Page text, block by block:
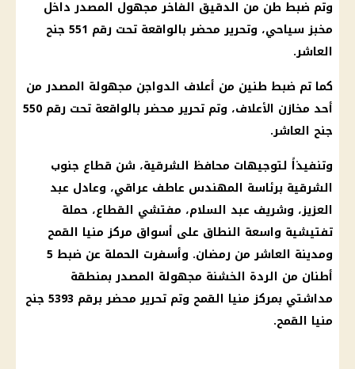
وتم ضبط طن من الدقيق الفاخر مجهول المصدر داخل
مخبز سياحي، وتحرير محضر بالواقعة تحت رقم 551 جنح
العاشر.
كما تم ضبط طنين من أعلاف الدواجن مجهولة المصدر من
أحد مخازن الأعلاف، وتم تحرير محضر بالواقعة تحت رقم 550
جنح العاشر.
وتنفيذاً لتوجيهات محافظ الشرقية، شن قطاع جنوب
الشرقية برئاسة المهندس عاطف عراقي، وعادل عبد
العزيز، وشريف عبد السلام، مفتشي القطاع، حملة
تفتيشية واسعة النطاق على أسواق مركز منيا القمح
ومدينة العاشر من رمضان
. وأسفرت الحملة عن ضبط 5
أطنان من الردة الخشنة مجهولة المصدر بمنطقة
مداشتي بمركز منيا القمح وتم تحرير محضر برقم 5393 جنح
منيا القمح.